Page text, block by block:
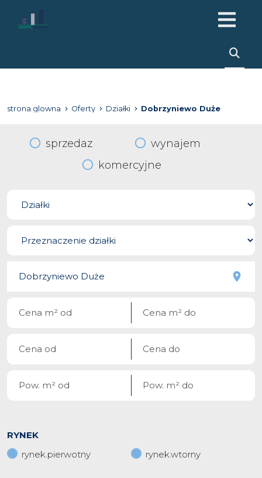
strona.glowna Oferty Działki Dobrzyniewo Duże
sprzedaz
wynajem
komercyjne
RYNEK
rynek.pierwotny
rynek.wtorny